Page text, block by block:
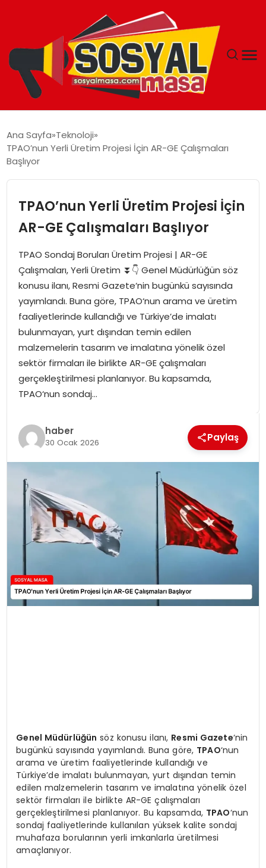
EKONOMI
EĞITIM
SPOR
GÜNDEM
MAGAZIN
Ana Sayfa Teknoloji
TPAO’nun Yerli Üretim Projesi İçin AR-GE Çalışmaları
Başlıyor
TPAO’nun Yerli Üretim Projesi İçin
AR-GE Çalışmaları Başlıyor
TPAO Sondaj Boruları Üretim Projesi | AR-GE
Çalışmaları, Yerli Üretim ⏬👇 Genel Müdürlüğün söz
konusu ilanı, Resmi Gazete‘nin bugünkü sayısında
yayımlandı. Buna göre, TPAO‘nun arama ve üretim
faaliyetlerinde kullandığı ve Türkiye’de imalatı
bulunmayan, yurt dışından temin edilen
malzemelerin tasarım ve imalatına yönelik özel
sektör firmaları ile birlikte AR-GE çalışmaları
gerçekleştirilmesi planlanıyor. Bu kapsamda,
TPAO‘nun sondaj…
haber
30 Ocak 2026 Paylaş
Genel Müdürlüğün söz konusu ilanı, Resmi Gazete‘nin
bugünkü sayısında yayımlandı. Buna göre, TPAO‘nun
arama ve üretim faaliyetlerinde kullandığı ve
Türkiye’de imalatı bulunmayan, yurt dışından temin
edilen malzemelerin tasarım ve imalatına yönelik özel
sektör firmaları ile birlikte AR-GE çalışmaları
gerçekleştirilmesi planlanıyor. Bu kapsamda, TPAO‘nun
sondaj faaliyetlerinde kullanılan yüksek kalite sondaj
muhafaza borularının yerli imkanlarla üretilmesi
amaçlanıyor.